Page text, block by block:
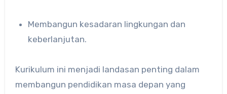
Membangun kesadaran lingkungan dan
keberlanjutan.
Kurikulum ini menjadi landasan penting dalam
membangun pendidikan masa depan yang